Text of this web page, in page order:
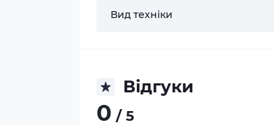
Вид техніки
Відгуки
0 / 5